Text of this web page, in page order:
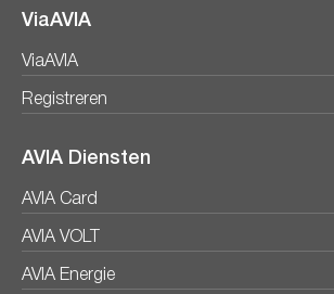
ViaAVIA
ViaAVIA
Registreren
AVIA Diensten
AVIA Card
AVIA VOLT
AVIA Energie